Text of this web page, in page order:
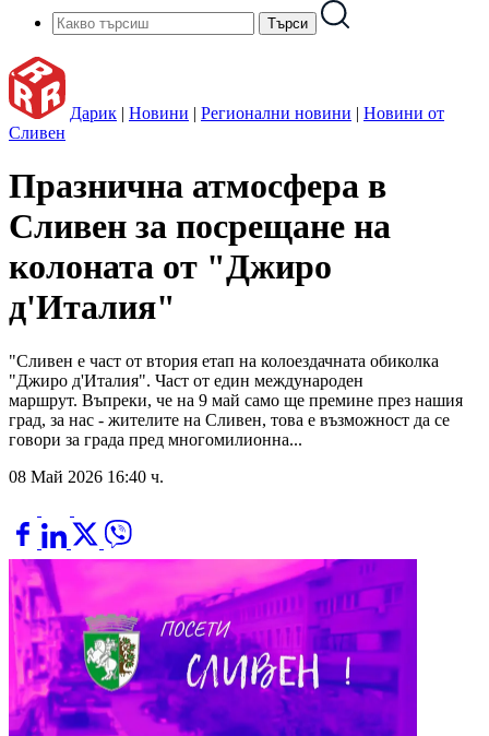
Дарик | Новини | Регионални новини | Новини от
Сливен
Празнична атмосфера в
Сливен за посрещане на
колоната от "Джиро
д'Италия"
"Сливен е част от втория етап на колоездачната обиколка
"Джиро д'Италия". Част от един международен
маршрут. Въпреки, че на 9 май само ще премине през нашия
град, за нас - жителите на Сливен, това е възможност да се
говори за града пред многомилионна...
08 Май 2026 16:40 ч.